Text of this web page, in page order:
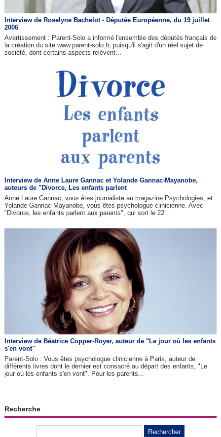
Interview de Roselyne Bachelot - Députée Européenne, du 19 juillet
2006
Avertissement : Parent-Solo a informé l'ensemble des députés français de
la création du site www.parent-solo.fr, puisqu'il s'agit d'un réel sujet de
société, dont certains aspects relèvent...
Interview de Anne Laure Gannac et Yolande Gannac-Mayanobe,
auteurs de "Divorce, Les enfants parlent
Anne Laure Gannac, vous êtes journaliste au magazine Psychologies, et
Yolande Gannac-Mayanobe, vous êtes psychologue clinicienne. Avec
"Divorce, les enfants parlent aux parents", qui sort le 22...
Interview de Béatrice Copper-Royer, auteur de "Le jour où les enfants
s'en vont"
Parent-Solo : Vous êtes psychologue clinicienne à Paris, auteur de
différents livres dont le dernier est consacré au départ des enfants, "Le
jour où les enfants s'en vont". Pour les parents...
Recherche